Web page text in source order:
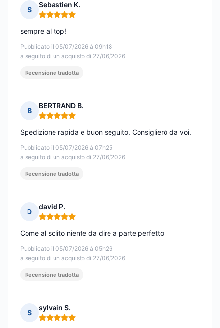
S
Sebastien K.
Nota: 5 su 5
Pubblicato il 05/07/2026 à 09h18
a seguito di un acquisto di 27/06/2026
sempre al top!
Recensione tradotta
B
BERTRAND B.
Nota: 5 su 5
Pubblicato il 05/07/2026 à 07h25
a seguito di un acquisto di 27/06/2026
Spedizione rapida e buon seguito. Consiglierò da voi.
Recensione tradotta
D
david P.
Nota: 5 su 5
Pubblicato il 05/07/2026 à 05h26
a seguito di un acquisto di 27/06/2026
Come al solito niente da dire a parte perfetto
Recensione tradotta
S
sylvain S.
Nota: 5 su 5